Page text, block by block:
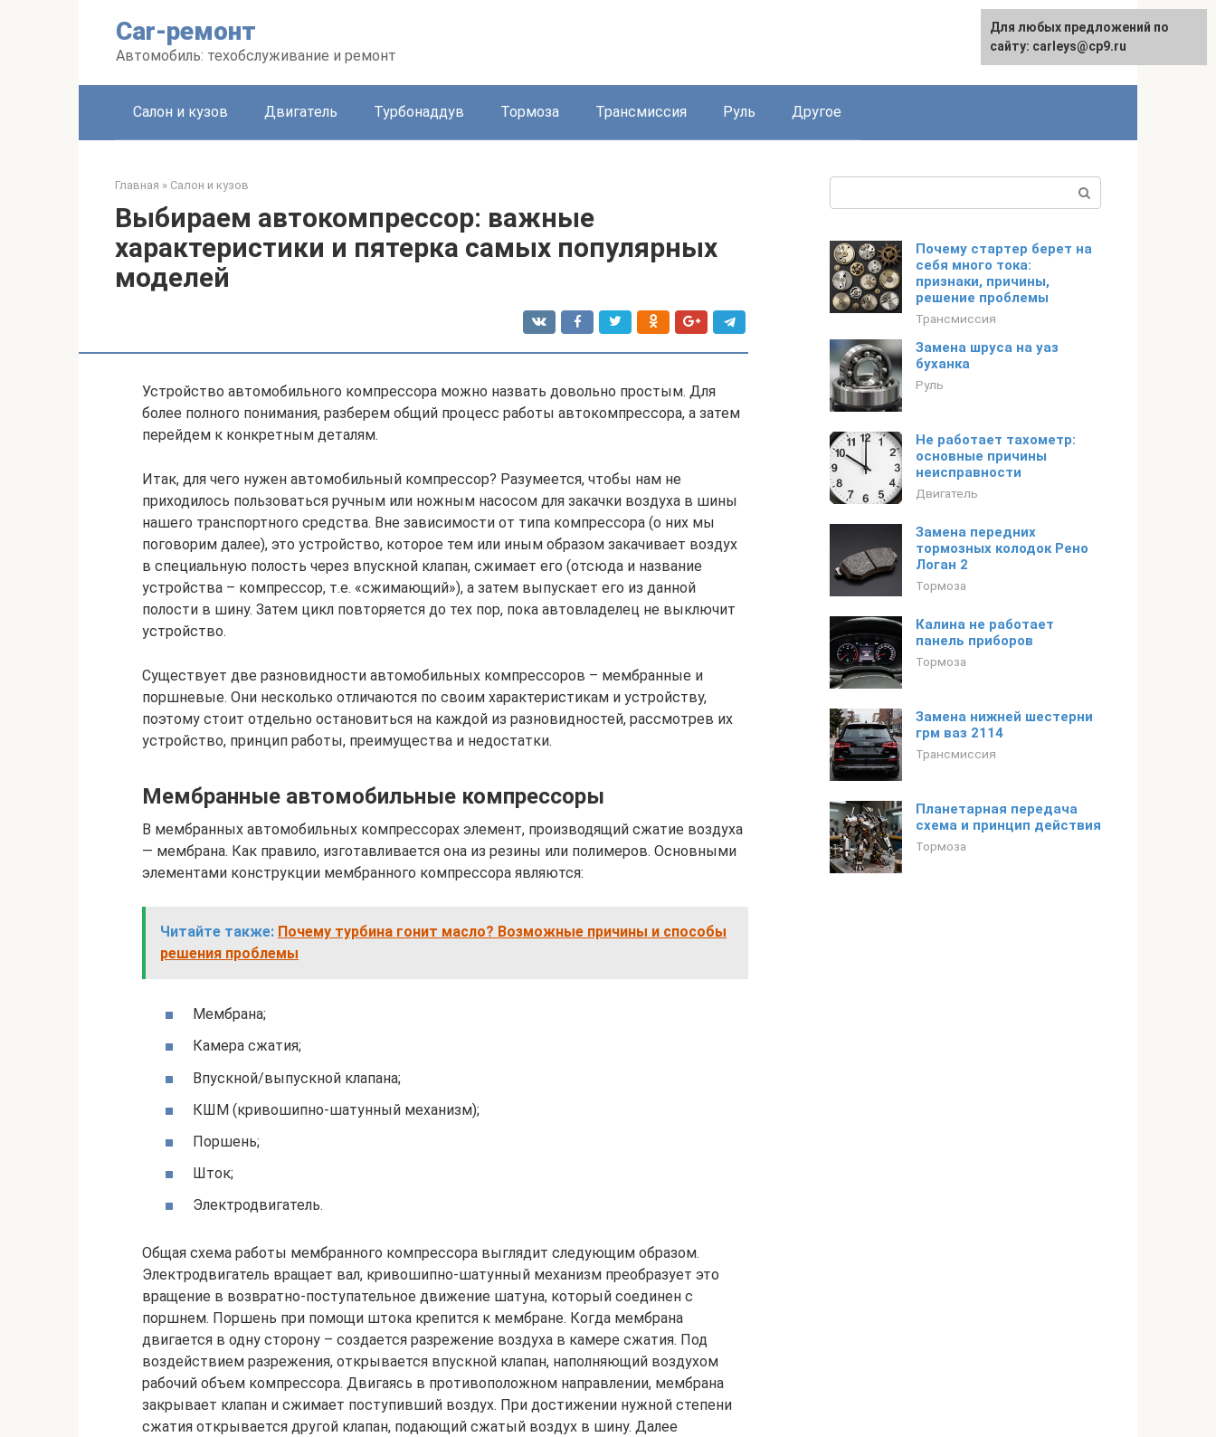
Car-ремонт
Автомобиль: техобслуживание и ремонт
Салон и кузов Двигатель Турбонаддув Тормоза Трансмиссия Руль Другое
Главная » Салон и кузов
Выбираем автокомпрессор: важные
характеристики и пятерка самых популярных
моделей
Устройство автомобильного компрессора можно назвать довольно простым. Для
более полного понимания, разберем общий процесс работы автокомпрессора, а затем
перейдем к конкретным деталям.
Итак, для чего нужен автомобильный компрессор? Разумеется, чтобы нам не
приходилось пользоваться ручным или ножным насосом для закачки воздуха в шины
нашего транспортного средства. Вне зависимости от типа компрессора (о них мы
поговорим далее), это устройство, которое тем или иным образом закачивает воздух
в специальную полость через впускной клапан, сжимает его (отсюда и название
устройства – компрессор, т.е. «сжимающий»), а затем выпускает его из данной
полости в шину. Затем цикл повторяется до тех пор, пока автовладелец не выключит
устройство.
Существует две разновидности автомобильных компрессоров – мембранные и
поршневые. Они несколько отличаются по своим характеристикам и устройству,
поэтому стоит отдельно остановиться на каждой из разновидностей, рассмотрев их
устройство, принцип работы, преимущества и недостатки.
Мембранные автомобильные компрессоры
В мембранных автомобильных компрессорах элемент, производящий сжатие воздуха
— мембрана. Как правило, изготавливается она из резины или полимеров. Основными
элементами конструкции мембранного компрессора являются:
Читайте также: Почему турбина гонит масло? Возможные причины и способы
решения проблемы
Мембрана;
Камера сжатия;
Впускной/выпускной клапана;
КШМ (кривошипно-шатунный механизм);
Поршень;
Шток;
Электродвигатель.
Общая схема работы мембранного компрессора выглядит следующим образом.
Электродвигатель вращает вал, кривошипно-шатунный механизм преобразует это
вращение в возвратно-поступательное движение шатуна, который соединен с
поршнем. Поршень при помощи штока крепится к мембране. Когда мембрана
двигается в одну сторону – создается разрежение воздуха в камере сжатия. Под
воздействием разрежения, открывается впускной клапан, наполняющий воздухом
рабочий объем компрессора. Двигаясь в противоположном направлении, мембрана
закрывает клапан и сжимает поступивший воздух. При достижении нужной степени
сжатия открывается другой клапан, подающий сжатый воздух в шину. Далее
Почему стартер берет на
себя много тока:
признаки, причины,
решение проблемы
Трансмиссия
Замена шруса на уаз
буханка
Руль
Не работает тахометр:
основные причины
неисправности
Двигатель
Замена передних
тормозных колодок Рено
Логан 2
Тормоза
Калина не работает
панель приборов
Тормоза
Замена нижней шестерни
грм ваз 2114
Трансмиссия
Планетарная передача
схема и принцип действия
Тормоза
Для любых предложений по
сайту: carleys@cp9.ru